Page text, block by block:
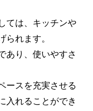
ては、キッチンや
られます。
あり、使いやすさ
ースを充実させる
入れることができ